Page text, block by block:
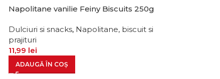
Napolitane vanilie Feiny Biscuits 250g
Dulciuri si snacks, Napolitane, biscuit si
prajituri
11,99 lei
ADAUGĂ ÎN COȘ